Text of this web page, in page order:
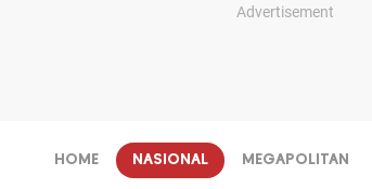
Advertisement
HOME NASIONAL MEGAPOLITAN